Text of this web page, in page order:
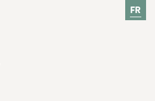
FR